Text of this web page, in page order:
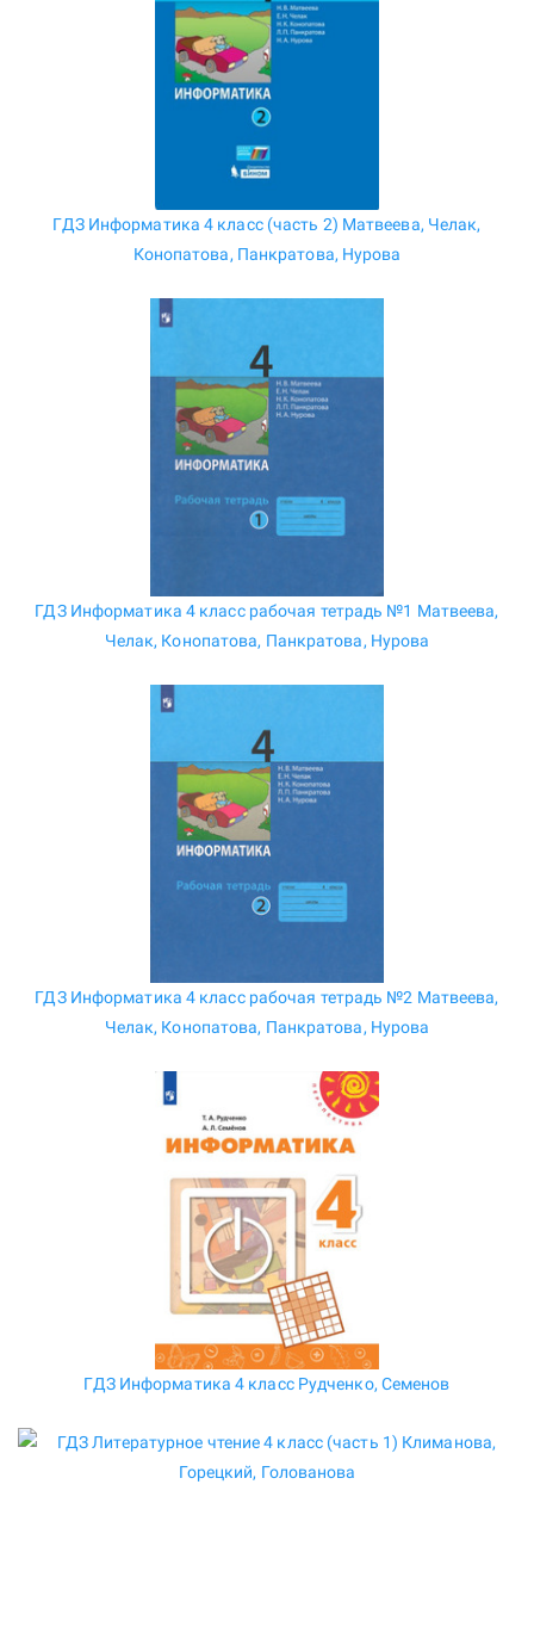
ГДЗ Информатика 4 класс (часть 2) Матвеева, Челак,
Конопатова, Панкратова, Нурова
ГДЗ Информатика 4 класс рабочая тетрадь №1 Матвеева,
Челак, Конопатова, Панкратова, Нурова
ГДЗ Информатика 4 класс рабочая тетрадь №2 Матвеева,
Челак, Конопатова, Панкратова, Нурова
ГДЗ Информатика 4 класс Рудченко, Семенов